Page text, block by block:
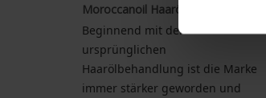
Moroccanoil Haaröl
Beginnend mit der
ursprünglichen
Haarölbehandlung ist die Marke
immer stärker geworden und